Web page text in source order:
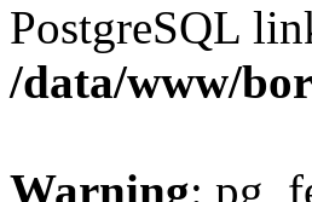
PostgreSQL
/data/www/
Warning: